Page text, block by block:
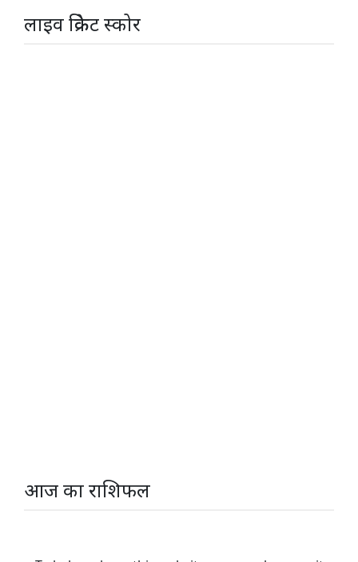
लाइव क्रिकेट स्कोर
आज का राशिफल